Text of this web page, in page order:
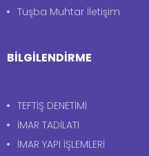
Tuşba Muhtar İletişim
BİLGİLENDİRME
TEFTİŞ DENETİMİ
İMAR TADİLATI
İMAR YAPI İŞLEMLERİ